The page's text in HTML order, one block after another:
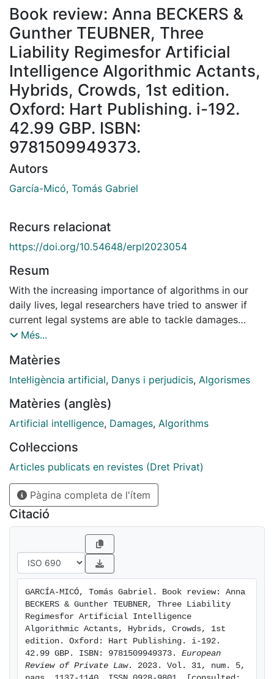
Book review: Anna BECKERS &
Gunther TEUBNER, Three
Liability Regimesfor Artificial
Intelligence Algorithmic Actants,
Hybrids, Crowds, 1st edition.
Oxford: Hart Publishing. i-192.
42.99 GBP. ISBN:
9781509949373.
Autors
García-Micó, Tomás Gabriel
Recurs relacionat
https://doi.org/10.54648/erpl2023054
Resum
With the increasing importance of algorithms in our
daily lives, legal researchers have tried to answer if
current legal systems are able to tackle damages
caused by algorithms. Most of the doctrine has
been a lack of in-depth research considering the
valuable inputs that may be taken from other ciences
comprehensive proposal on how to address the legal
uncertainties raised by this not-so-new technology.
Dr Beckers and Prof Dr Teubner.
Més...
Matèries
Intel·ligència artificial, Danys i perjudicis, Algorismes
Matèries (anglès)
Artificial intelligence, Damages, Algorithms
Col·leccions
Articles publicats en revistes (Dret Privat)
Pàgina completa de l'ítem
Citació
GARCÍA-MICÓ, Tomás Gabriel. Book review: Anna
BECKERS & Gunther TEUBNER, Three Liability
Regimesfor Artificial Intelligence
Algorithmic Actants, Hybrids, Crowds, 1st
edition. Oxford: Hart Publishing. i-192.
42.99 GBP. ISBN: 9781509949373. European
Review of Private Law. 2023. Vol. 31, num. 5,